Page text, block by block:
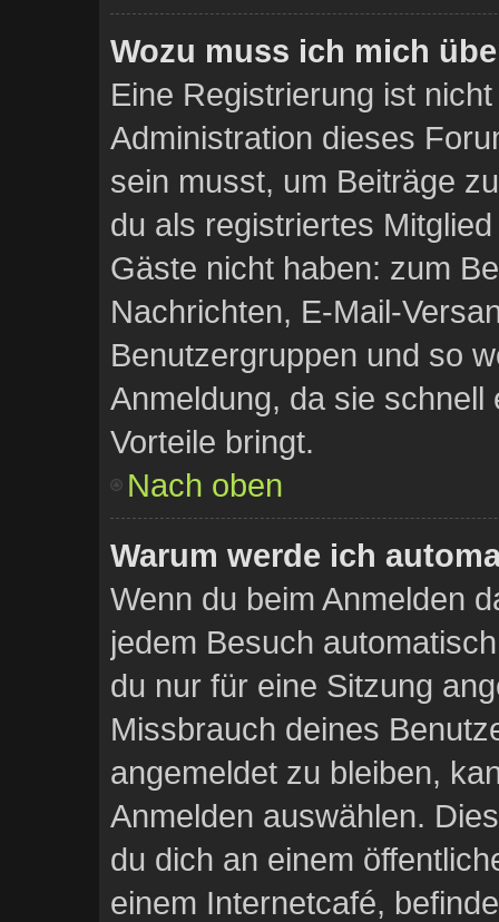
Wozu muss ich mich
Eine Registrierung ist
Administration dieses
sein musst, um Beiträge
du als registriertes
Gäste nicht haben: zum
Nachrichten, E-Mail-
Benutzergruppen und so
Anmeldung, da sie
Vorteile bringt.
Nach oben
Warum werde ich
Wenn du beim Anmelden
jedem Besuch
du nur für eine Sitzung
Missbrauch deines
angemeldet zu bleiben,
Anmelden auswählen.
du dich an einem
einem Internetcafé,